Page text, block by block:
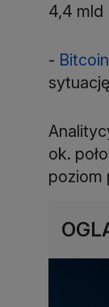
4,4 mld
- Bitcoin
ok.
poziom